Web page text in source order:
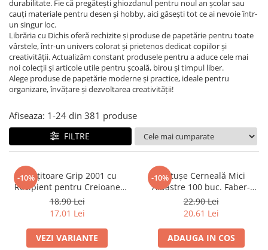
Decapsatoare
Perforatoare
Suporturi și organizatoare de birou
Caiete și Blocuri
Blocnotesuri
Caiete Biologie
Caiete cu Spirală
Caiete Dictando
Caiete Matematica
Caiete Muzică
Caiete Studențești
Caiete Tip II
durabilitate. Fie că pregătești ghiozdanul pentru noul an școlar sau
cauți materiale pentru desen și hobby, aici găsești tot ce ai nevoie într-
un singur loc.
Librăria cu Dichis oferă rechizite și produse de papetărie pentru toate
vârstele, într-un univers colorat și prietenos dedicat copiilor și
creativității. Actualizăm constant produsele pentru a aduce cele mai
noi colecții și articole utile pentru școală, birou și timpul liber.
Alege produse de papetărie moderne și practice, ideale pentru
organizare, învățare și dezvoltarea creativității!
Afiseaza: 1-24 din 381 produse
FILTRE
-10%
Ascuțitoare Grip 2001 cu
Recipient pentru Creioane
Standard și Jumbo Faber-
Castell
18,90 Lei
17,01 Lei
VEZI VARIANTE
-10%
Cartușe Cerneală Mici
Albastre 100 buc. Faber-
Castell
22,90 Lei
20,61 Lei
ADAUGA IN COS